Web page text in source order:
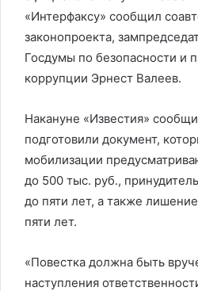
«Интерфаксу» сообщил
законопроекта,
Госдумы по безопасности и
коррупции Эрнест Валеев.
Накануне «Известия»
подготовили документ,
мобилизации
до 500 тыс. руб.,
до пяти лет, а также
пяти лет.
«Повестка должна быть
наступления